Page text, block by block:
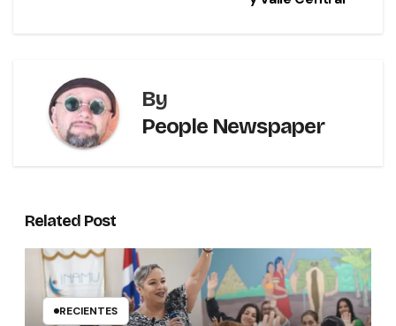
By
People Newspaper
Related Post
RECIENTES